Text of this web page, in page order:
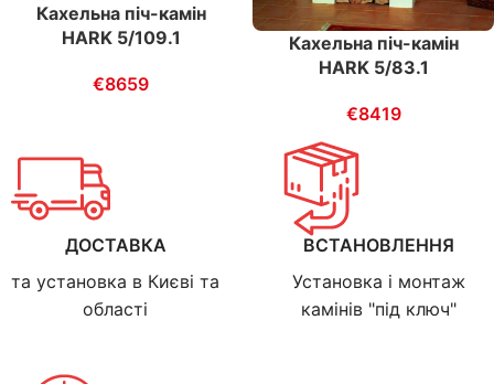
Кахельна піч-камін
HARK 5/109.1
€8659
Кахельна піч-камін
HARK 5/83.1
€8419
ДОСТАВКА
та установка в Києві та
області
ВСТАНОВЛЕННЯ
Установка і монтаж
камінів "під ключ"